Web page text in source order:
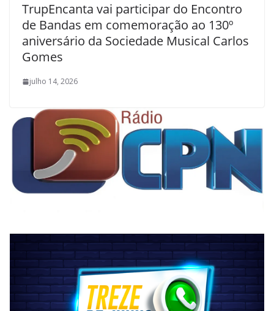
TrupEncanta vai participar do Encontro
de Bandas em comemoração ao 130º
aniversário da Sociedade Musical Carlos
Gomes
julho 14, 2026